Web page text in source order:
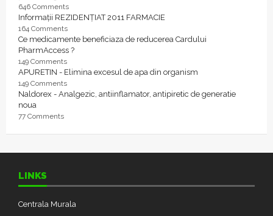
646 Comments
Informații REZIDENȚIAT 2011 FARMACIE
164 Comments
Ce medicamente beneficiaza de reducerea Cardului
PharmAccess ?
149 Comments
APURETIN - Elimina excesul de apa din organism
149 Comments
Naldorex - Analgezic, antiinflamator, antipiretic de generatie
noua
77 Comments
LINKS
Centrala Murala